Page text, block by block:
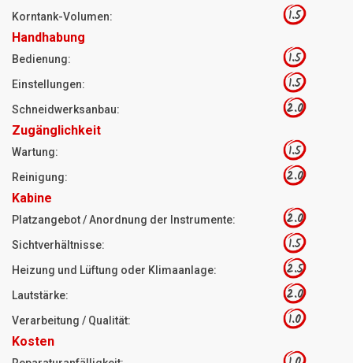
Korntank-Volumen: 1.5
Handhabung
Bedienung: 1.5
Einstellungen: 1.5
Schneidwerksanbau: 2.0
Zugänglichkeit
Wartung: 1.5
Reinigung: 2.0
Kabine
Platzangebot / Anordnung der Instrumente: 2.0
Sichtverhältnisse: 1.5
Heizung und Lüftung oder Klimaanlage: 2.5
Lautstärke: 2.0
Verarbeitung / Qualität: 1.0
Kosten